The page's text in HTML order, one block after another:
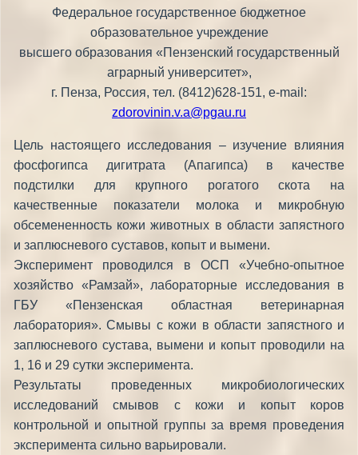
Федеральное государственное бюджетное
образовательное учреждение
высшего образования «Пензенский государственный
аграрный университет»,
г. Пенза, Россия, тел. (8412)628-151, e-mail:
zdorovinin.v.a@pgau.ru
Цель настоящего исследования – изучение влияния
фосфогипса дигитрата (Апагипса) в качестве
подстилки для крупного рогатого скота на
качественные показатели молока и микробную
обсемененность кожи животных в области запястного
и заплюсневого суставов, копыт и вымени.
Эксперимент проводился в ОСП «Учебно-опытное
хозяйство «Рамзай», лабораторные исследования в
ГБУ «Пензенская областная ветеринарная
лаборатория». Смывы с кожи в области запястного и
заплюсневого сустава, вымени и копыт проводили на
1, 16 и 29 сутки эксперимента.
Результаты проведенных микробиологических
исследований смывов с кожи и копыт коров
контрольной и опытной группы за время проведения
эксперимента сильно варьировали.